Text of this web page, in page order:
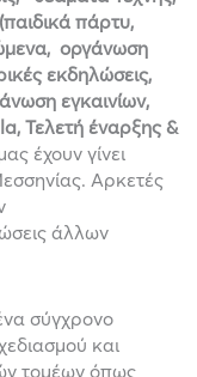
πάρτυ,
οργάνωση
εκδηλώσεις,
εγκαινίων,
Τελετή έναρξης &
έχουν γίνει
Αρκετές
άλλων
σύγχρονο
και
τομέων όπως